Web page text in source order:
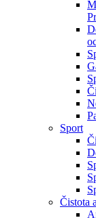
Sport
Čistota